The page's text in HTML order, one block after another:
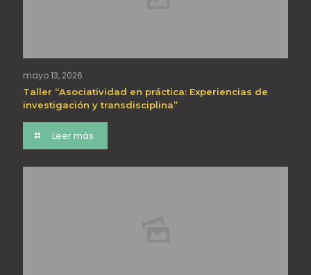
mayo 13, 2026
Taller “Asociatividad en práctica: Experiencias de
investigación y transdisciplina”
Leer más